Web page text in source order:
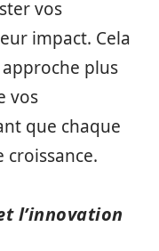
vos
impact. Cela
plus
vos
que chaque
l’innovation